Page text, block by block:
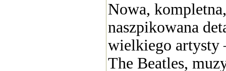
Nowa,
naszpikowana
wielkiego artysty
The Beatles,